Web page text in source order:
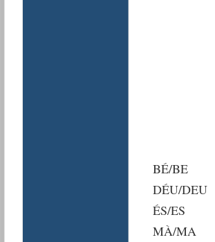
BÉ/BE
DÉU/DEU
ÉS/ES
MÀ/MA